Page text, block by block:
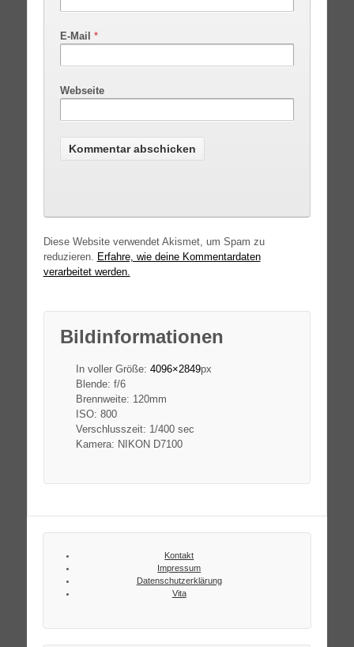
E-Mail *
Webseite
Diese Website verwendet Akismet, um Spam zu
reduzieren. Erfahre, wie deine Kommentardaten
verarbeitet werden.
Bildinformationen
In voller Größe: 4096×2849px
Blende: f/6
Brennweite: 120mm
ISO: 800
Verschlusszeit: 1/400 sec
Kamera: NIKON D7100
Kontakt
Impressum
Datenschutzerklärung
Vita